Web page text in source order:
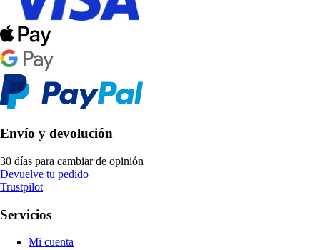
Envío y devolución
30 días para cambiar de opinión
Devuelve tu pedido
Trustpilot
Servicios
Mi cuenta